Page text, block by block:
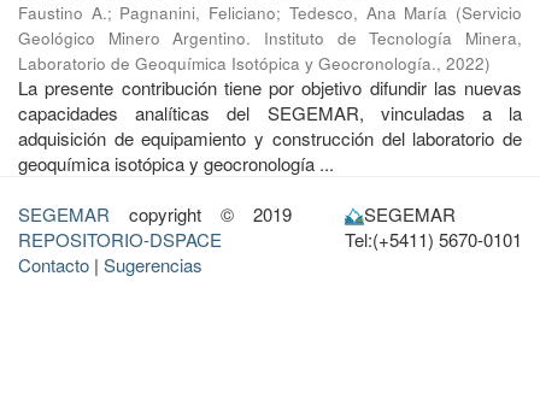
Faustino A.; Pagnanini, Feliciano; Tedesco, Ana María (Servicio
Geológico Minero Argentino. Instituto de Tecnología Minera,
Laboratorio de Geoquímica Isotópica y Geocronología., 2022)
La presente contribución tiene por objetivo difundir las nuevas
capacidades analíticas del SEGEMAR, vinculadas a la
adquisición de equipamiento y construcción del laboratorio de
geoquímica isotópica y geocronología ...
SEGEMAR copyright © 2019
REPOSITORIO-DSPACE
Contacto | Sugerencias
SEGEMAR
Tel:(+5411) 5670-0101